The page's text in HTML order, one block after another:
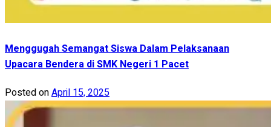
Menggugah Semangat Siswa Dalam Pelaksanaan
Upacara Bendera di SMK Negeri 1 Pacet
Posted onApril 15, 2025